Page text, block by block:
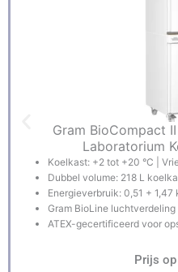
Gram BioCompact
Laboratorium
Koelkast: +2 tot +20 °C |
Dubbel volume: 218 L
Energieverbruik: 0,51 + 1,47
Gram BioLine
ATEX-gecertificeerd voor
Prijs